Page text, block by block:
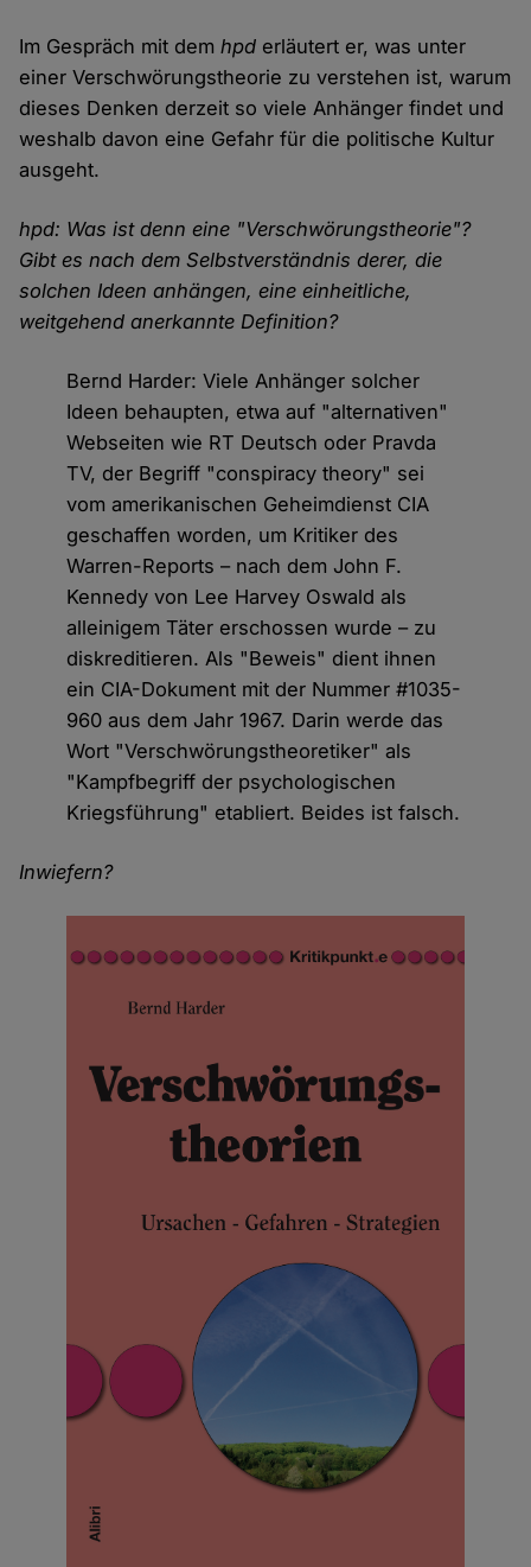
Im Gespräch mit demhpd erläutert er, was unter
einer Verschwörungstheorie zu verstehen ist, warum
dieses Denken derzeit so viele Anhänger findet und
weshalb davon eine Gefahr für die politische Kultur
ausgeht.
hpd: Was ist denn eine "Verschwörungstheorie"?
Gibt es nach dem Selbstverständnis derer, die
solchen Ideen anhängen, eine einheitliche,
weitgehend anerkannte Definition?
Bernd Harder: Viele Anhänger solcher
Ideen behaupten, etwa auf "alternativen"
Webseiten wie RT Deutsch oder Pravda
TV, der Begriff "conspiracy theory" sei
vom amerikanischen Geheimdienst CIA
geschaffen worden, um Kritiker des
Warren-Reports – nach dem John F.
Kennedy von Lee Harvey Oswald als
alleinigem Täter erschossen wurde – zu
diskreditieren. Als "Beweis" dient ihnen
ein CIA-Dokument mit der Nummer #1035-
960 aus dem Jahr 1967. Darin werde das
Wort "Verschwörungstheoretiker" als
"Kampfbegriff der psychologischen
Kriegsführung" etabliert. Beides ist falsch.
Inwiefern?